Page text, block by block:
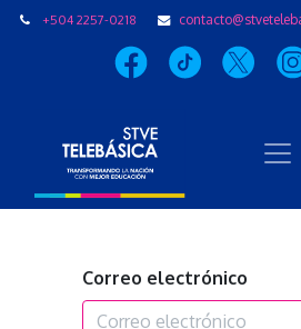
+504 2257-0218
Correo electrónico